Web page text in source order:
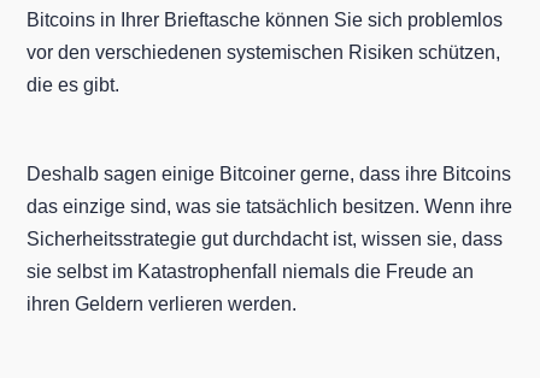
Bitcoins in Ihrer Brieftasche können Sie sich problemlos
vor den verschiedenen systemischen Risiken schützen,
die es gibt.
Deshalb sagen einige Bitcoiner gerne, dass ihre Bitcoins
das einzige sind, was sie tatsächlich besitzen. Wenn ihre
Sicherheitsstrategie gut durchdacht ist, wissen sie, dass
sie selbst im Katastrophenfall niemals die Freude an
ihren Geldern verlieren werden.